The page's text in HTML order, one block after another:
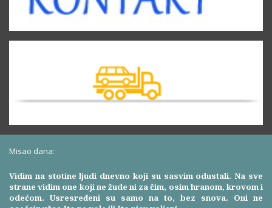
Misao dana:
Vidim na stotine ljudi dnevno koji su sasvim odustali. Na sve
strane vidim one koji ne žude ni za čim, osim hranom, krovom i
odećom. Usresređeni su samo na to, bez snova. Oni ne